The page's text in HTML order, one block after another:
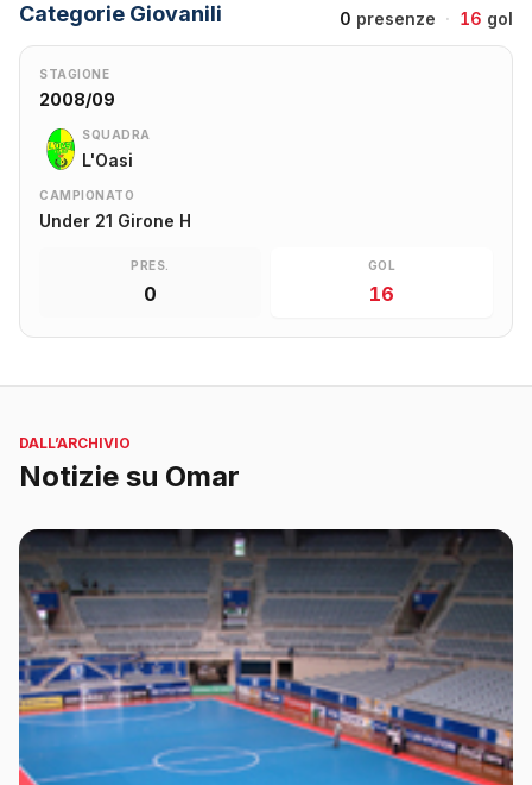
Categorie Giovanili 0 presenze · 16 gol
STAGIONE
2008/09
SQUADRA
L'Oasi
CAMPIONATO
Under 21 Girone H
PRES.
0
GOL
16
DALL’ARCHIVIO
Notizie su Omar